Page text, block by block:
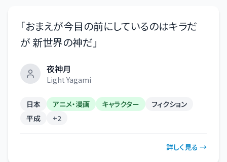
「おまえが今目の前にしているのはキラだ
が 新世界の神だ 」
夜神月
Light Yagami
日本 アニメ・漫画 キャラクター
フィクション
平成
+2
詳しく見る →